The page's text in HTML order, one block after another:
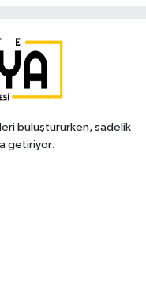
buluştururken, sadelik
getiriyor.